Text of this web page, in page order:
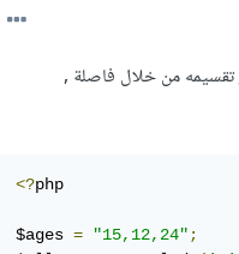
من خلال فاصلة ,
<?php
$ages = "15,12,24" ;